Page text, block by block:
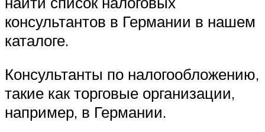
консультантов в Германии в нашем
каталоге.
Консультанты по налогообложению,
такие как торговые организации,
например, в Германии.